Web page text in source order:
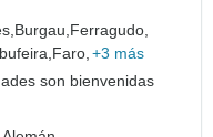
Burgau, Ferragudo,
Faro, +3 más
son bienvenidas